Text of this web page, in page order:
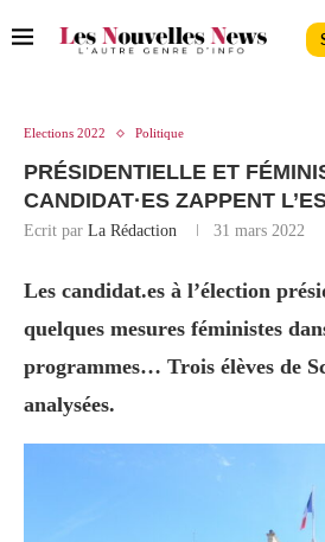
Elections 2022 Politique
PRÉSIDENTIELLE ET
CANDIDAT·ES ZAPPENT
Ecrit par La Rédaction 31 mars 2022
Les candidat.es à l’élection
quelques mesures féministes
programmes… Trois élèves de
analysées.